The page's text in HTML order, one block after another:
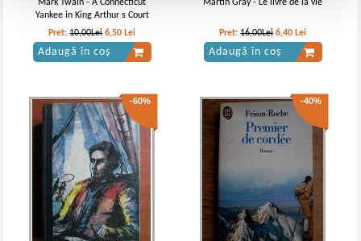
Mark Twain - A Connecticut
Yankee in King Arthur s Court
Pret:10,00Lei 6,50 Lei
Adaugă în coș
Martin Gray - Le livre de la vie
Pret:16,00Lei 6,40 Lei
Adaugă în coș
-60% -40%